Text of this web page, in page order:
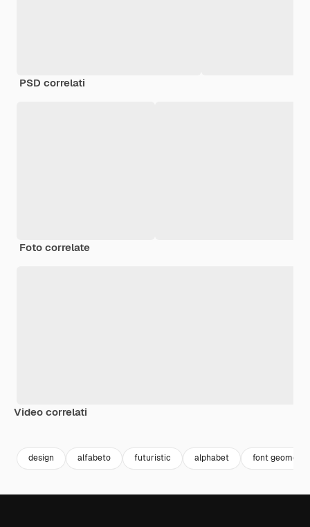
PSD correlati
Foto correlate
Video correlati
design alfabeto futuristic alphabet font